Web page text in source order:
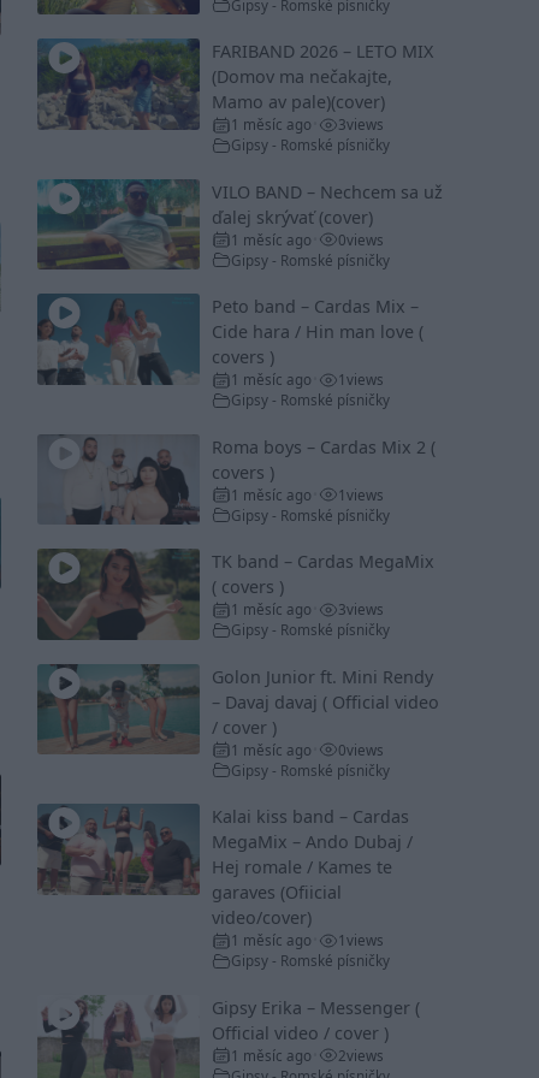
Gipsy - Romské písničky
FARIBAND 2026 – LETO MIX
(Domov ma nečakajte,
Mamo av pale)(cover)
1 měsíc ago 3views
Gipsy - Romské písničky
VILO BAND – Nechcem sa už
ďalej skrývať (cover)
1 měsíc ago 0views
Gipsy - Romské písničky
Peto band – Cardas Mix –
Cide hara / Hin man love (
covers )
1 měsíc ago 1views
Gipsy - Romské písničky
Roma boys – Cardas Mix 2 (
covers )
1 měsíc ago 1views
Gipsy - Romské písničky
TK band – Cardas MegaMix
( covers )
1 měsíc ago 3views
Gipsy - Romské písničky
Golon Junior ft. Mini Rendy
– Davaj davaj ( Official video
/ cover )
1 měsíc ago 0views
Gipsy - Romské písničky
Kalai kiss band – Cardas
MegaMix – Ando Dubaj /
Hej romale / Kames te
garaves (Ofiicial
video/cover)
1 měsíc ago 1views
Gipsy - Romské písničky
Gipsy Erika – Messenger (
Official video / cover )
1 měsíc ago 2views